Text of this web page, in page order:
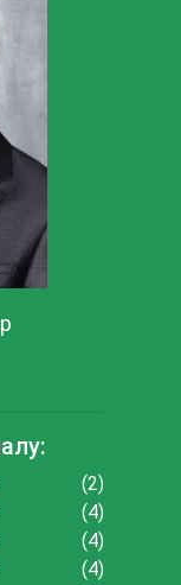
(2)
(4)
(4)
(4)